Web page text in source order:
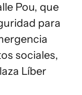
Pou, que
para
sociales,
Líber